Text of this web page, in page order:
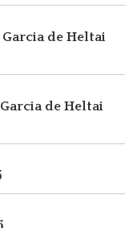
de Heltai
de Heltai